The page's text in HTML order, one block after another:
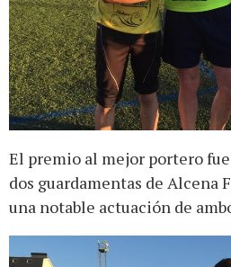
El premio al mejor portero
dos guardamentas de Alcena
una notable actuación de